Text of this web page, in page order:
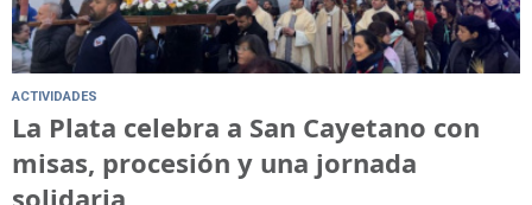
ACTIVIDADES
La Plata celebra a San Cayetano con
misas, procesión y una jornada
solidaria